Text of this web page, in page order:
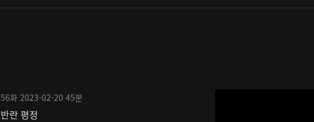
56화 2023-02-20 45분
반란 평정